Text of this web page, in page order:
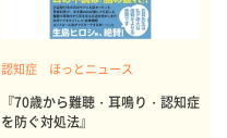
認知症 ほっとニュース
『70歳から難聴・耳鳴り・認知症
を防ぐ対処法』